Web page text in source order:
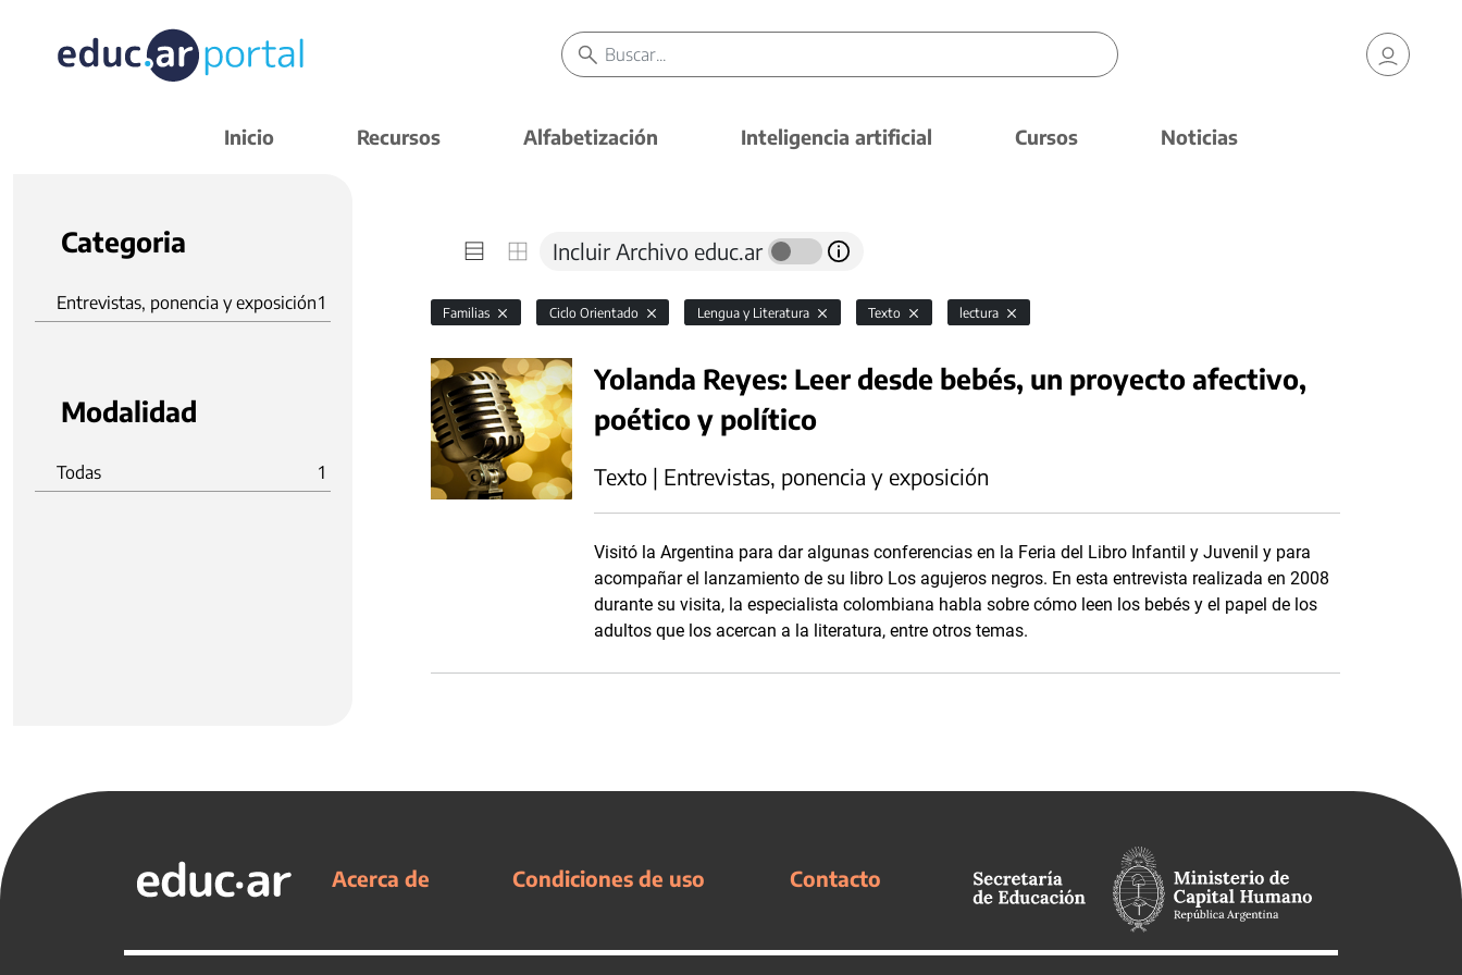
Inicio Recursos Alfabetización Inteligencia artificial Cursos Noticias
Categoria
Entrevistas, ponencia y exposición1
Modalidad
Todas 1
Incluir Archivo educ.ar
Familias Ciclo Orientado Lengua y Literatura Texto lectura
Yolanda Reyes: Leer desde bebés, un proyecto afectivo,
poético y político
Texto | Entrevistas, ponencia y exposición
Visitó la Argentina para dar algunas conferencias en la Feria del Libro Infantil y Juvenil y para
acompañar el lanzamiento de su libro Los agujeros negros. En esta entrevista realizada en 2008
durante su visita, la especialista colombiana habla sobre cómo leen los bebés y el papel de los
adultos que los acercan a la literatura, entre otros temas.
Acerca de Condiciones de uso Contacto